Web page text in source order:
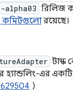
রিলিজ
কমিটগুলোরয়েছে।
টাস্ক
এর
)